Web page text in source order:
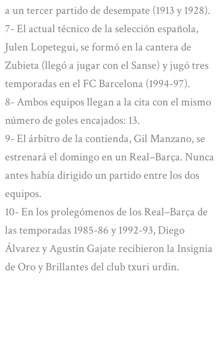
a un tercer partido de desempate (1913 y 1928).
7- El actual técnico de la selección española,
Julen Lopetegui, se formó en la cantera de
Zubieta (llegó a jugar con el Sanse) y jugó tres
temporadas en el FC Barcelona (1994-97).
8- Ambos equipos llegan a la cita con el mismo
número de goles encajados: 13.
9- El árbitro de la contienda, Gil Manzano, se
estrenará el domingo en un Real–Barça. Nunca
antes había dirigido un partido entre los dos
equipos.
10- En los prolegómenos de los Real–Barça de
las temporadas 1985-86 y 1992-93, Diego
Álvarez y Agustín Gajate recibieron la Insignia
de Oro y Brillantes del club txuri urdin.